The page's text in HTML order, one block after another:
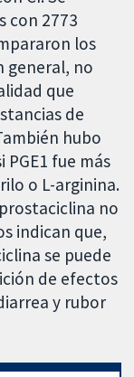
con 2773
los
general, no
que
de
hubo
fue más
o L-arginina.
no
indican que,
se puede
de efectos
y rubor